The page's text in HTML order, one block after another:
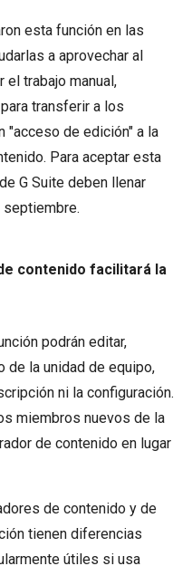
esta función en las
a aprovechar al
el trabajo manual,
transferir a los
"acceso de edición" a la
Para aceptar esta
G Suite deben llenar
contenido facilitará la
podrán editar,
de la unidad de equipo,
ni la configuración.
miembros nuevos de la
de contenido en lugar
de contenido y de
tienen diferencias
útiles si usa